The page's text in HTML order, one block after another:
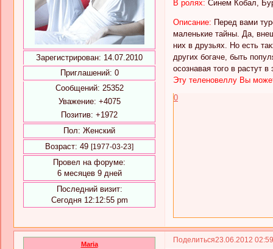
Зарегистрирован: 14.07.2010
Приглашений: 0
Сообщений: 25352
Уважение: +4075
Позитив: +1972
Пол: Женский
Возраст: 49 [1977-03-23]
Провел на форуме:
6 месяцев 9 дней
Последний визит:
Сегодня 12:12:55 pm
В ролях: Синем Кобал,
Описание: Перед вами
маленькие тайны. Да,
них в друзьях. Но есть
других богаче, быть
осознавая того в растут в
Эту теленовеллу Вы
0
Поделиться23.06.2012
Maria